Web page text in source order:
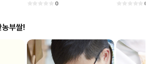
0 0
농부쌀!